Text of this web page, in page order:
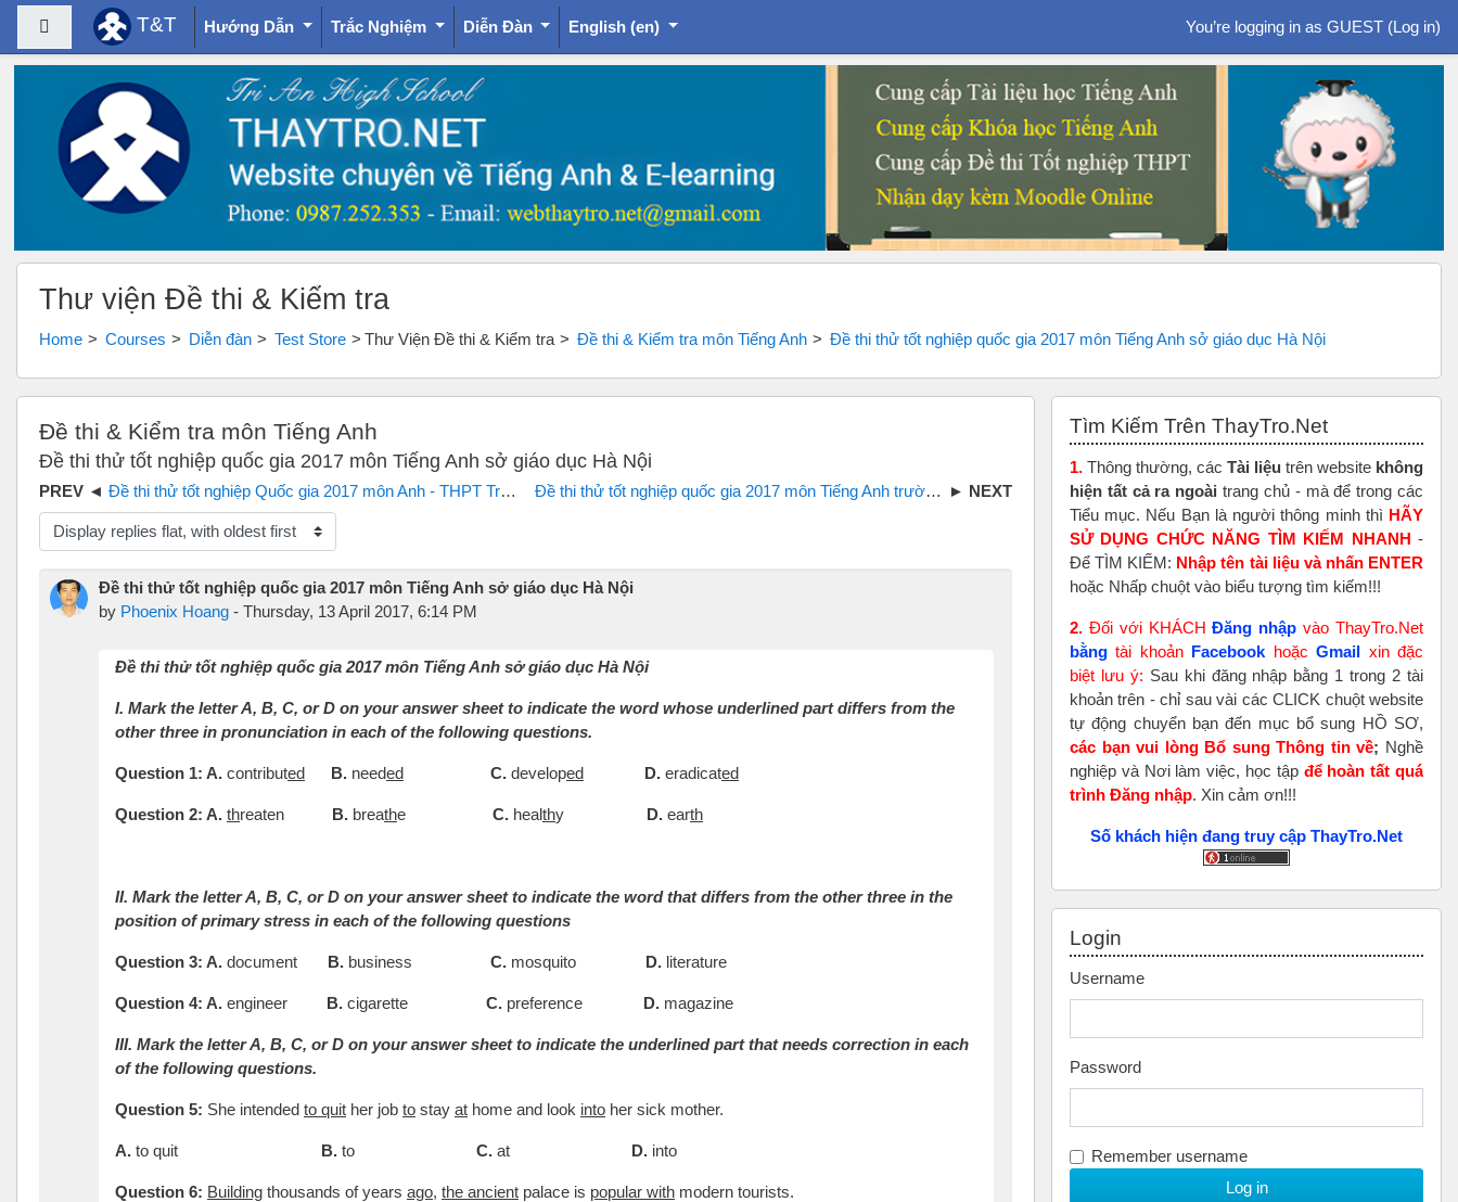
Skip to main content
Side panel T&T Hướng Dẫn Trắc Nghiệm Diễn Đàn English ‎(en)‎ You’re logging in as GUEST (Log in)
Thư viện Đề thi & Kiểm tra
Home Courses Diễn đàn Test Store Thư Viện Đề thi & Kiểm tra Đề thi & Kiểm tra môn Tiếng Anh Đề thi thử tốt nghiệp quốc gia 2017 môn Tiếng Anh sở giáo dục Hà Nội
Đề thi & Kiểm tra môn Tiếng Anh
Đề thi thử tốt nghiệp quốc gia 2017 môn Tiếng Anh sở giáo dục Hà Nội
Đề thi thử tốt nghiệp Quốc gia 2017 môn Anh - THPT Trần Hưng Đạo lần 2 Đề thi thử tốt nghiệp quốc gia 2017 môn Tiếng Anh trường Tiên Du Số 1 tỉnh Vĩnh Phúc
mode
Đề thi thử tốt nghiệp quốc gia 2017 môn Tiếng Anh sở giáo dục Hà Nội
by Phoenix Hoang - Thursday, 13 April 2017, 6:14 PM
Đề thi thử tốt nghiệp quốc gia 2017 môn Tiếng Anh sở giáo dục Hà Nội
I. Mark the letter A, B, C, or D on your answer sheet to indicate the word whose underlined part differs from the
other three in pronunciation in each of the following questions.
Question 1: A. contributed B. needed C. developed D. eradicated
Question 2: A. threaten B. breathe C. healthy D. earth
II. Mark the letter A, B, C, or D on your answer sheet to indicate the word that differs from the other three in the
position of primary stress in each of the following questions
Question 3: A. document B. business C. mosquito D. literature
Question 4: A. engineer B. cigarette C. preference D. magazine
III. Mark the letter A, B, C, or D on your answer sheet to indicate the underlined part that needs correction in each
of the following questions.
Question 5: She intended to quit her job to stay at home and look into her sick mother.
A. to quit B. to C. at D. into
Question 6: Building thousands of years ago, the ancient palace is popular with modern tourists.
Tìm Kiếm Trên ThayTro.Net
1. Thông thường, các Tài liệu trên website không
hiện tất cả ra ngoài trang chủ - mà để trong các
Tiểu mục. Nếu Bạn là người thông minh thì HÃY
SỬ DỤNG CHỨC NĂNG TÌM KIẾM NHANH -
Để TÌM KIẾM: Nhập tên tài liệu và nhấn ENTER
hoặc Nhấp chuột vào biểu tượng tìm kiếm!!!
2. Đối với KHÁCHĐăng nhập vào ThayTro.Net
bằng tài khoản Facebook hoặcGmail xin đặc
biệt lưu ý: Sau khi đăng nhập bằng 1 trong 2 tài
khoản trên - chỉ sau vài các CLICK chuột website
tự động chuyển bạn đến mục bổ sung HỒ SƠ,
các bạn vui lòng Bổ sung Thông tin về; Nghề
nghiệp và Nơi làm việc, học tập để hoàn tấtquá
trình Đăng nhập. Xin cảm ơn!!!
Số khách hiện đang truy cập ThayTro.Net
Login
Username
Password
Remember username